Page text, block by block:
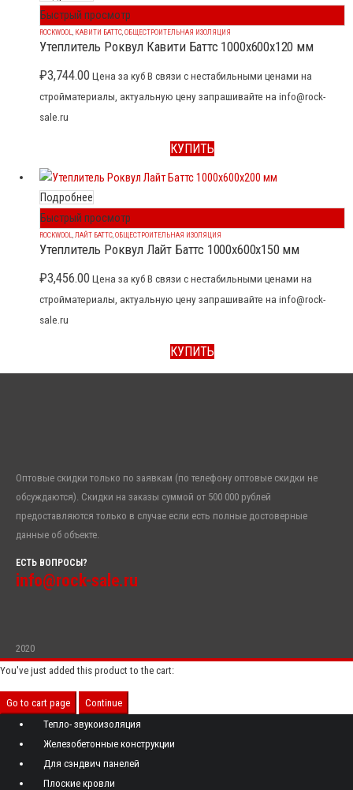
Быстрый просмотр
ROCKWOOL, КАВИТИ БАТТС,ОБЩЕСТРОИТЕЛЬНАЯ ИЗОЛЯЦИЯ
Утеплитель Роквул Кавити Баттс 1000x600x120 мм
₽3,744.00 Цена за куб В связи с нестабильными ценами на
стройматериалы, актуальную цену запрашивайте на info@rock-
sale.ru
КУПИТЬ
Подробнее
Быстрый просмотр
ROCKWOOL ЛАЙТ БАТТС ОБЩЕСТРОИТЕЛЬНАЯ ИЗОЛЯЦИЯ
Утеплитель Роквул Лайт Баттс 1000x600x150 мм
₽3,456.00 Цена за куб В связи с нестабильными ценами на
стройматериалы, актуальную цену запрашивайте на info@rock-
sale.ru
КУПИТЬ
Оптовые скидки только по заявкам (по телефону оптовые скидки не
обсуждаются). Скидки на заказы суммой от 500 000 рублей
предоставляются только в случае если есть полные достоверные
данные об объекте.
ЕСТЬ ВОПРОСЫ?
info@rock-sale.ru
2020
You've just added this product to the cart:
Go to cart page
Continue
Тепло- звукоизоляция
Железобетонные конструкции
Для сэндвич панелей
Плоские кровли